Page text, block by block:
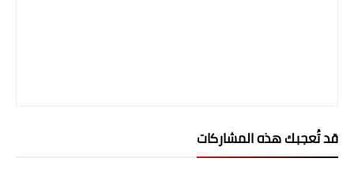
قد تُعجبك هذه المشاركات